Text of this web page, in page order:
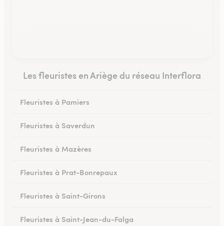
Les fleuristes en Ariège du réseau Interflora
Fleuristes à Pamiers
Fleuristes à Saverdun
Fleuristes à Mazères
Fleuristes à Prat-Bonrepaux
Fleuristes à Saint-Girons
Fleuristes à Saint-Jean-du-Falga